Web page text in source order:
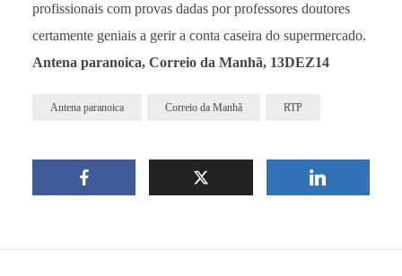
profissionais com provas dadas por professores doutores
certamente geniais a gerir a conta caseira do supermercado.
Antena paranoica, Correio da Manhã, 13DEZ14
Antena paranoica Correio da Manhã RTP